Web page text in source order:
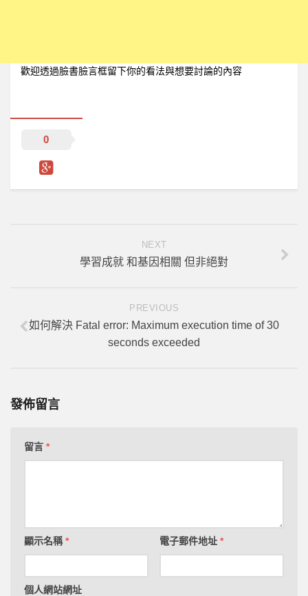
歡迎透過臉書臉言框留下你的看法與想要討論的內容
0
NEXT
學習成就 和基因相關 但非絕對
PREVIOUS
如何解決 Fatal error: Maximum execution time of 30
seconds exceeded
發佈留言
留言 *
顯示名稱* 電子郵件地址 *
個人網站網址****【點擊上方按鈕訂閱該頻道】****